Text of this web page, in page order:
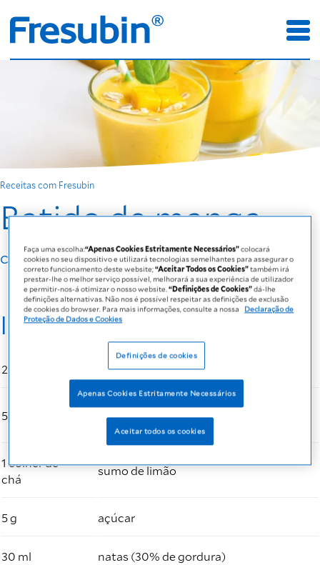
Receitas com Fresubin
Batido de manga
com Fresubin Energy DRINK Baunilha
Ingredientes
200 ml Fresubin Energy DRINK Baunilha
50 g
puré de manga ou manga
1 colher de
chá
sumo de limão
5 g açúcar
30 ml natas (30% de gordura)
Faça uma escolha:“Apenas Cookies Estritamente Necessários”colocará
cookies no seu dispositivo e utilizará tecnologias semelhantes para assegurar o
correto funcionamento deste website;“Aceitar Todos os Cookies”também irá
prestar-lhe o melhor serviço possível, melhorará a sua experiência de utilizador
e permitir-nos-á otimizar o nosso website.“Definições de Cookies”dá-lhe
definições alternativas. Não nos é possível respeitar as definições de exclusão
de cookies do browser. Para mais informações, consulte a nossa
Declaração de
Proteção de Dados e Cookies
Definições de cookies
Apenas Cookies Estritamente Necessários
Aceitar todos os cookies